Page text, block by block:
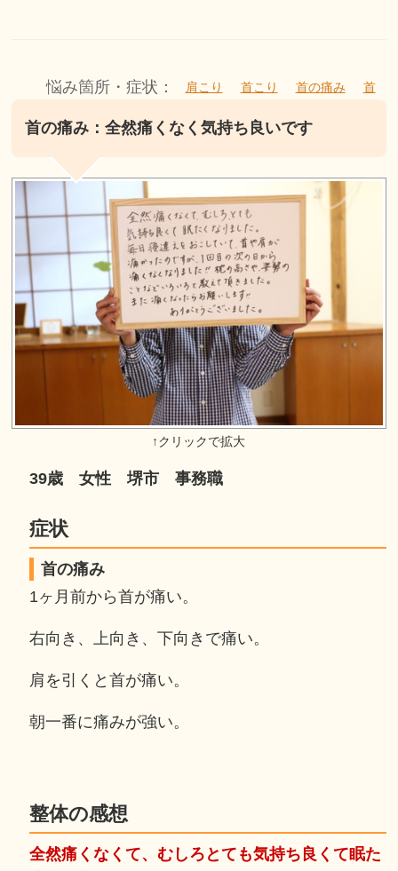
悩み箇所・症状： 肩こり 首こり 首の痛み 首
首の痛み：全然痛くなく気持ち良いです
39歳 女性 堺市 事務職
症状
首の痛み
1ヶ月前から首が痛い。
右向き、上向き、下向きで痛い。
肩を引くと首が痛い。
朝一番に痛みが強い。
整体の感想
全然痛くなくて、むしろとても気持ち良くて眠た